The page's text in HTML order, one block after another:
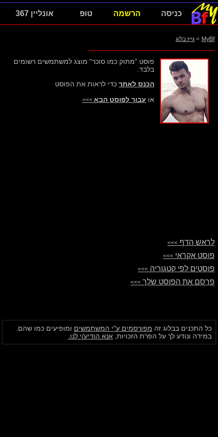
כניסה הרשמה טופ אונליין 367
MyBf
> גייז בלוג
פוסט "מתוק כמו סוכר" מוצג למשתמשים רשומים
בלבד.
הכנס לאתר כדי לראות את הפוסט
או עבור לפוסט הבא >>>
לראש הדף >>>
פוסט אקראי >>>
פוסטים לפי קטגוריה >>>
פרסם את הפוסט שלך >>>
כל התכנים בבלוג זה מפורסמים ע"י המשתמשים ומופיעים כמו שהם.
במידה ונודע לך על הפרת הזכויות, אנא הודיע/י לנו.